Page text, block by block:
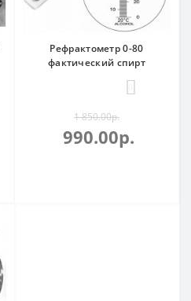
Рефрактометр 0-80
фактический спирт
1 850.00р.
990.00р.